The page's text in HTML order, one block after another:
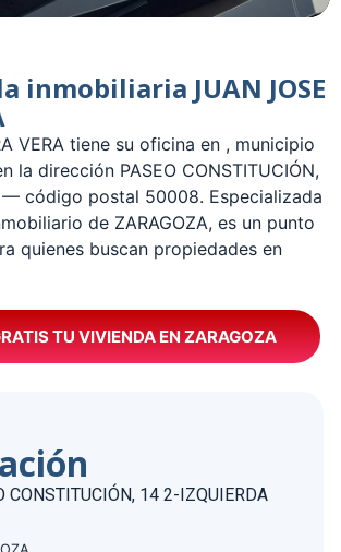
inmobiliaria JUAN JOSE
VERA tiene su oficina en , municipio
la dirección PASEO CONSTITUCIÓN,
— código postal 50008. Especializada
de ZARAGOZA, es un punto
quienes buscan propiedades en
TU VIVIENDA EN ZARAGOZA
CONSTITUCIÓN, 14 2-IZQUIERDA